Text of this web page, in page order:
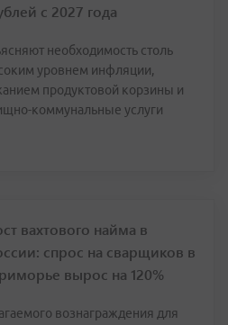
с 2027 года
необходимость столь
уровнем инфляции,
продуктовой корзины и
коммунальные услуги
вахтового найма в
спрос на сварщиков в
вырос на 120%
вознаграждения для